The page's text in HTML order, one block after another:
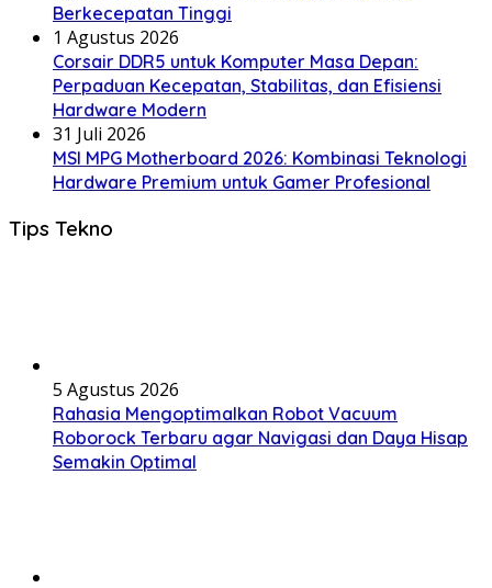
Berkecepatan Tinggi
1 Agustus 2026
Corsair DDR5 untuk Komputer Masa Depan:
Perpaduan Kecepatan, Stabilitas, dan Efisiensi
Hardware Modern
31 Juli 2026
MSI MPG Motherboard 2026: Kombinasi Teknologi
Hardware Premium untuk Gamer Profesional
Tips Tekno
5 Agustus 2026
Rahasia Mengoptimalkan Robot Vacuum
Roborock Terbaru agar Navigasi dan Daya Hisap
Semakin Optimal